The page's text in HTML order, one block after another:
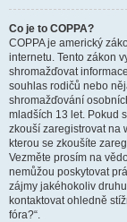
Co je to COPPA?
COPPA je americký
internetu. Tento zákon
shromažďovat
souhlas rodičů nebo
shromažďování
mladších 13 let. Pokud
zkouší zaregistrovat na
kterou se zkoušíte
Vezměte prosím na
nemůžou poskytovat
zájmy jakéhokoliv
kontaktovat ohledně
fóra?“.